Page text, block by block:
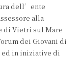
dell’ente
alla
di Vietri sul Mare
dei Giovani di
in iniziative di